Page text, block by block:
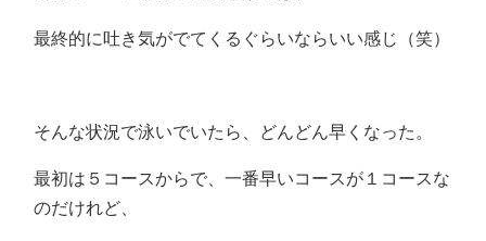
最終的に吐き気がでてくるぐらいならいい感じ（笑）
そんな状況で泳いでいたら、どんどん早くなった。
最初は５コースからで、一番早いコースが１コースな
のだけれど、